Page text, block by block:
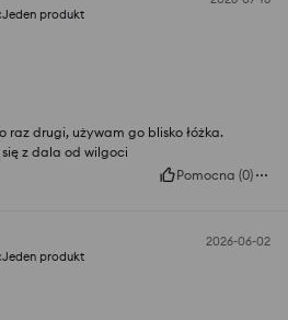
:Jeden produkt
drugi, używam go blisko łóżka.
z dala od wilgoci
Pomocna (0)
2026-06-02
:Jeden produkt